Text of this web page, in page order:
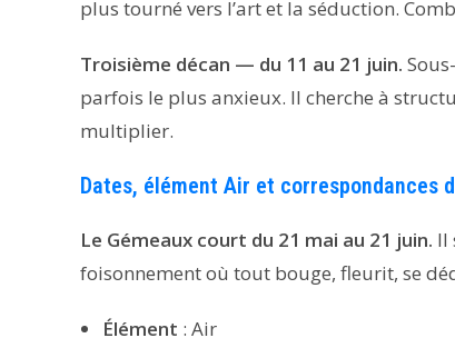
plus tourné vers l’art et la séduction.
Troisième décan — du 11 au 21 juin.
parfois le plus anxieux. Il cherche à
multiplier.
Dates, élément Air et correspondances
Le Gémeaux court du 21 mai au 21 juin. Il
foisonnement où tout bouge, fleurit, se
Élément : Air